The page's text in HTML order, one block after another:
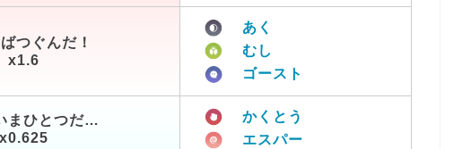
つぐんだ！
x1.6
あく
むし
ゴースト
まひとつだ…
x0.625
かくとう
エスパー